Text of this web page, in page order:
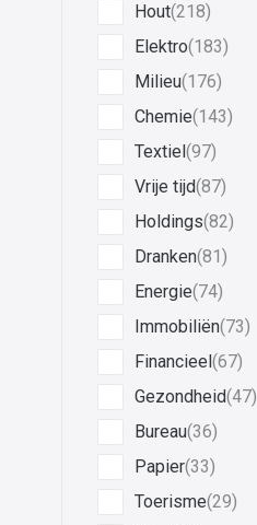
Hout(218)
Elektro(183)
Milieu(176)
Chemie(143)
Textiel(97)
Vrije tijd(87)
Holdings(82)
Dranken(81)
Energie(74)
Immobiliën(73)
Financieel(67)
Gezondheid(47)
Bureau(36)
Papier(33)
Toerisme(29)